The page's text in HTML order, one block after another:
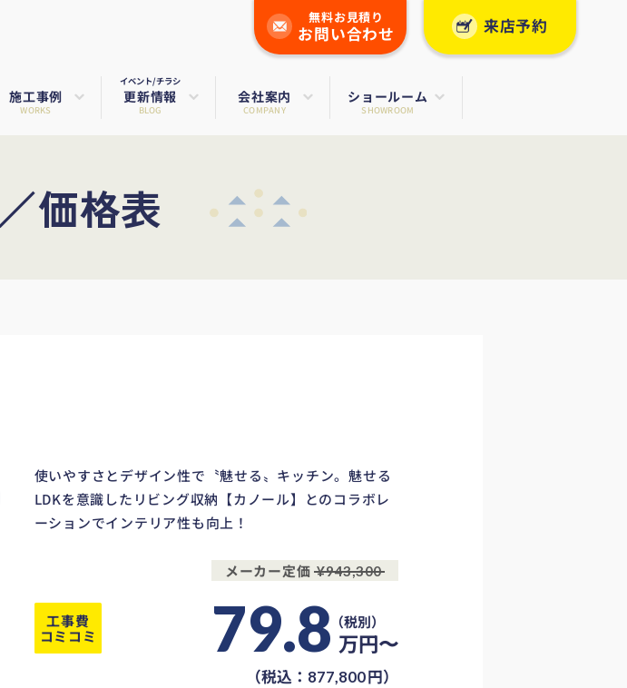
無料お見積り
お問い合わせ 来店予約
施工事例
WORKS
イベント/チラシ
更新情報
BLOG
会社案内
COMPANY
ショールーム
SHOWROOM
価格表
使いやすさとデザイン性で〝魅せる〟キッチン。魅せる
LDKを意識したリビング収納【カノール】とのコラボレ
ーションでインテリア性も向上！
メーカー定価¥943,300
工事費
コミコミ
79.8 万円〜
（税込： 877,800円）